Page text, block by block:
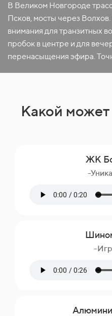
В Великом Новгороде
Псков, мосты через
внимания для транзитных
пробок в центре и для
перенасыщения эфира.
Какой
ЖК
-
-